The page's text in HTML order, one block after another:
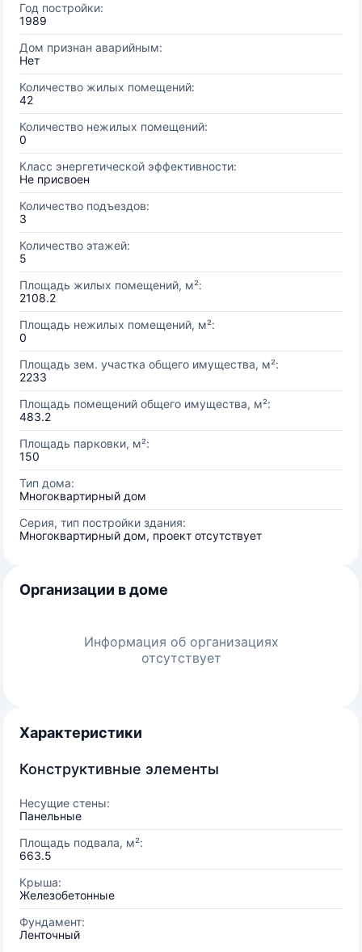
Год постройки:
1989
Дом признан аварийным:
Нет
Количество жилых помещений:
42
Количество нежилых помещений:
0
Класс энергетической эффективности:
Не присвоен
Количество подъездов:
3
Количество этажей:
5
Площадь жилых помещений, м²:
2108.2
Площадь нежилых помещений, м²:
0
Площадь зем. участка общего имущества, м²:
2233
Площадь помещений общего имущества, м²:
483.2
Площадь парковки, м²:
150
Тип дома:
Многоквартирный дом
Серия, тип постройки здания:
Многоквартирный дом, проект отсутствует
Организации в доме
Информация об организациях
отсутствует
Характеристики
Конструктивные элементы
Несущие стены:
Панельные
Площадь подвала, м²:
663.5
Крыша:
Железобетонные
Фундамент:
Ленточный